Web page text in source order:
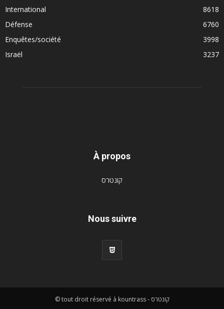
International
8618
Défense
6760
Enquêtes/société
3998
Israël
3237
À propos
קונטרס
Nous suivre
© tout droit réservé à kountrass - קונטרס